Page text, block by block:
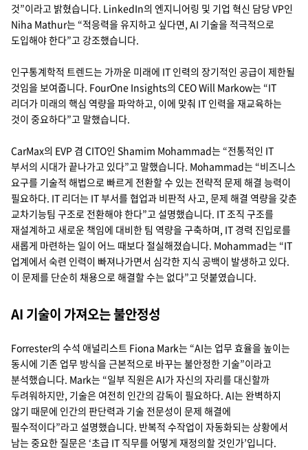
것”이라고 밝혔습니다. LinkedIn의 엔지니어링 및 기업 혁신 담당 VP인
Niha Mathur는 “적응력을 유지하고 싶다면, AI 기술을 적극적으로
도입해야 한다”고 강조했습니다.
인구통계학적 트렌드는 가까운 미래에 IT 인력의 장기적인 공급이 제한될
것임을 보여줍니다. FourOne Insights의 CEO Will Markow는 “IT
리더가 미래의 핵심 역량을 파악하고, 이에 맞춰 IT 인력을 재교육하는
것이 중요하다”고 말했습니다.
CarMax의 EVP 겸 CITO인 Shamim Mohammad는 “전통적인 IT
부서의 시대가 끝나가고 있다”고 말했습니다. Mohammad는 “비즈니스
요구를 기술적 해법으로 빠르게 전환할 수 있는 전략적 문제 해결 능력이
필요하다. IT 리더는 IT 부서를 협업과 비판적 사고, 문제 해결 역량을 갖춘
교차기능팀 구조로 전환해야 한다”고 설명했습니다. IT 조직 구조를
재설계하고 새로운 책임에 대비한 팀 역량을 구축하며, IT 경력 진입로를
새롭게 마련하는 일이 어느 때보다 절실해졌습니다. Mohammad는 “IT
업계에서 숙련 인력이 빠져나가면서 심각한 지식 공백이 발생하고 있다.
이 문제를 단순히 채용으로 해결할 수는 없다”고 덧붙였습니다.
AI 기술이 가져오는 불안정성
Forrester의 수석 애널리스트 Fiona Mark는 “AI는 업무 효율을 높이는
동시에 기존 업무 방식을 근본적으로 바꾸는 불안정한 기술”이라고
분석했습니다. Mark는 “일부 직원은 AI가 자신의 자리를 대신할까
두려워하지만, 기술은 여전히 인간의 감독이 필요하다. AI는 완벽하지
않기 때문에 인간의 판단력과 기술 전문성이 문제 해결에
필수적이다”라고 설명했습니다. 반복적 수작업이 자동화되는 상황에서
남는 중요한 질문은 ‘초급 IT 직무를 어떻게 재정의할 것인가’입니다.